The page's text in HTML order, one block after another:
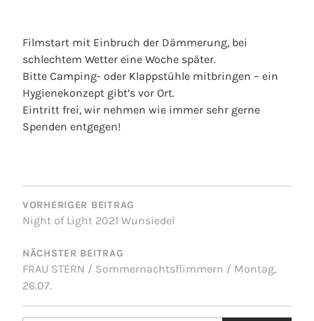
Filmstart mit Einbruch der Dämmerung, bei
schlechtem Wetter eine Woche später.
Bitte Camping- oder Klappstühle mitbringen – ein
Hygienekonzept gibt’s vor Ort.
Eintritt frei, wir nehmen wie immer sehr gerne
Spenden entgegen!
BEITRAGSNAVIGATION
VORHERIGER BEITRAG
Night of Light 2021 Wunsiedel
NÄCHSTER BEITRAG
FRAU STERN / Sommernachtsflimmern / Montag,
26.07.